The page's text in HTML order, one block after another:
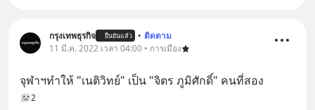
กรุงเทพธุรกิจ ยืนยันแล้ว • ติดตาม
11 มี.ค. 2022 เวลา 04:00 • การเมือง
จุฬาฯทำให้ "เนติวิทย์" เป็น "จิตร ภูมิศักดิ์" คนที่สอง
2